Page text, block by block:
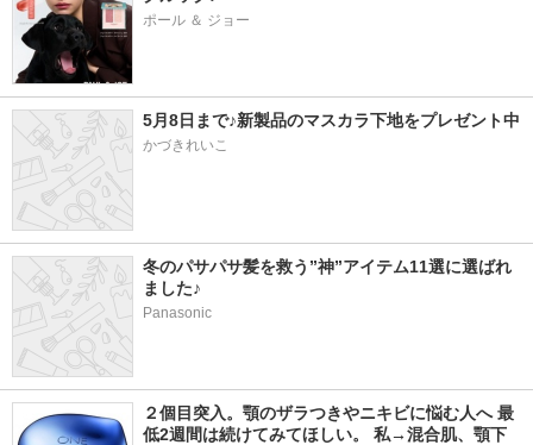
ポール ＆ ジョー
5月8日まで♪新製品のマスカラ下地をプレゼント中
かづきれいこ
冬のパサパサ髪を救う”神”アイテム11選に選ばれ
ました♪
Panasonic
２個目突入。顎のザラつきやニキビに悩む人へ 最
低2週間は続けてみてほしい。 私→混合肌、顎下